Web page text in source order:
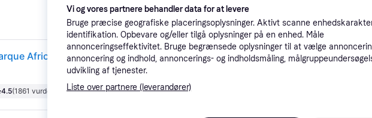
Versele-Laga Prestige Loro Parque African Parakeet Mix parakitfoder 1 kg Laveste pris·49 kr. fragt,5-8 dage
Eller
4.5(1861 vurderinger)
Vi og vores partnere behandler data for at levere
Bruge præcise geografiske placeringsoplysninger. Aktivt scanne
identifikation. Opbevare og/eller tilgå oplysninger på en enhed. Måle
annonceringseffektivitet. Bruge begrænsede oplysninger til at vælge
annoncering og indhold, annoncerings- og indholdsmåling,
udvikling af tjenester.
Liste over partnere (leverandører)